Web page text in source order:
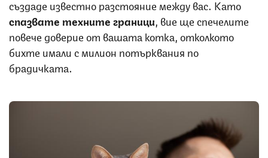
създаде известно разстояние между вас. Като
спазвате технитеграници , вие ще спечелите
повече доверие от вашата котка, отколкото
бихте имали с милион потърквания по
брадичката.